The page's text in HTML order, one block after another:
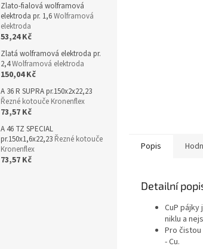
Zlato-fialová wolframová
elektroda pr. 1,6Wolframová
elektroda
53,24 Kč
Zlatá wolframová elektroda pr.
2,4Wolframová elektroda
150,04 Kč
A 36 R SUPRA pr.150x2x22,23
Řezné kotouče Kronenflex
73,57 Kč
A 46 TZ SPECIAL
pr.150x1,6x22,23 Řezné kotouče
Kronenflex
73,57 Kč
Popis
Detailní
CuP
niklu a
Pro
- Cu.